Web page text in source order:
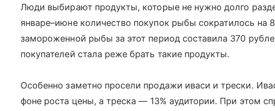
Люди выбирают продукты, которые не нужно долго
январе–июне количество покупок рыбы сократилось на
замороженной рыбы за этот период составила 370
покупателей стала реже брать такие продукты.
Особенно заметно просели продажи иваси и трески.
фоне роста цены, а треска — 13% аудитории. При этом